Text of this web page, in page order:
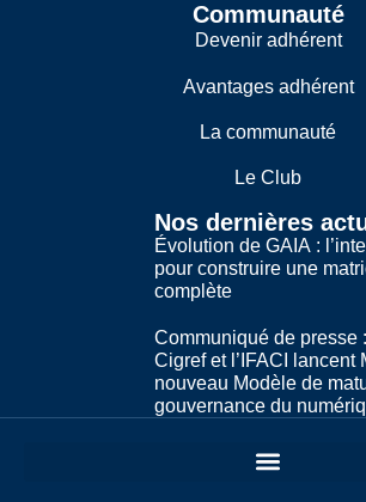
Communauté
Devenir adhérent
Avantages adhérent
La communauté
Le Club
Nos dernières
Évolution de GAIA :
pour construire une
complète
Communiqué de presse
Cigref et l’IFACI lancent
nouveau Modèle de
gouvernance du